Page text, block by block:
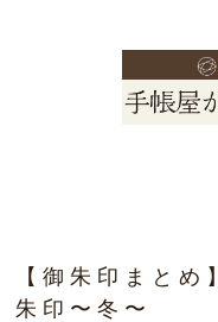
【御朱印まと
朱印〜冬〜